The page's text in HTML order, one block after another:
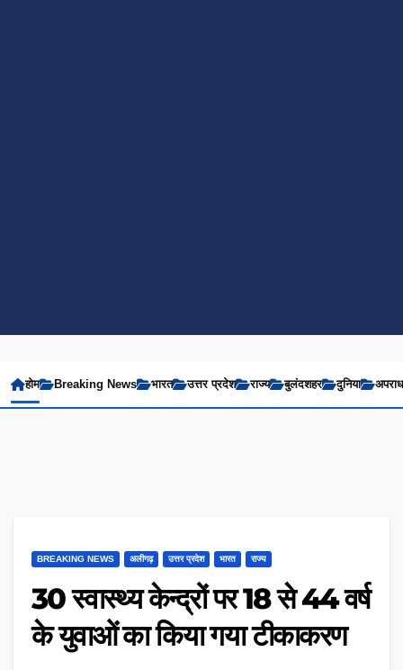
होम Breaking News भारत उत्तर प्रदेश राज्य बुलंदशहर दुनिया अपराध
BREAKING NEWS अलीगढ़ उत्तर प्रदेश भारत राज्य
30 स्वास्थ्य केन्द्रों पर 18 से 44 वर्ष
के युवाओं का किया गया टीकाकरण